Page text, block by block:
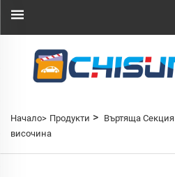
Начало> Продукти > Въртяща Секция
височина